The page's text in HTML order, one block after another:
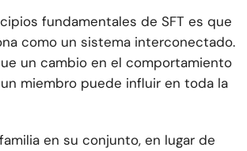
fundamentales de SFT es que
como un sistema interconectado.
un cambio en el comportamiento
miembro puede influir en toda la
en su conjunto, en lugar de